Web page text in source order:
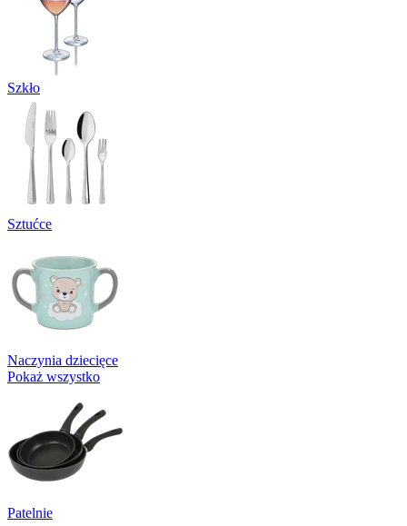
Szkło
Sztućce
Naczynia dziecięce
Pokaż wszystko
Patelnie